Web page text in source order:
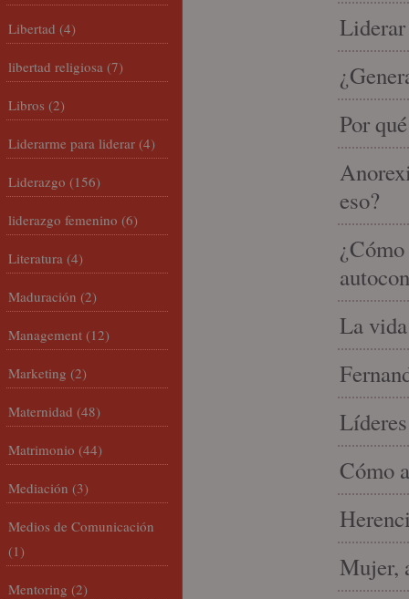
Liderar
Por
eso?
La
Cómo
Mujer,
Libertad (4)
libertad religiosa (7)
Libros (2)
Liderarme para liderar (4)
Liderazgo (156)
liderazgo femenino (6)
Literatura (4)
Maduración (2)
Management (12)
Marketing (2)
Maternidad (48)
Matrimonio (44)
Mediación (3)
Medios de Comunicación
(1)
Mentoring (2)